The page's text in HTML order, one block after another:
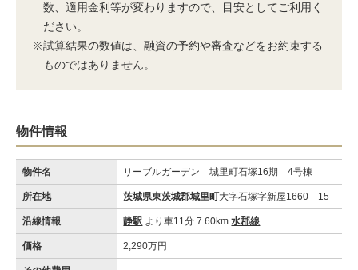
数、適用金利等が変わりますので、目安としてご利用く
ださい。
※試算結果の数値は、融資の予約や審査などをお約束する
ものではありません。
物件情報
物件名 リーブルガーデン 城里町石塚16期 4号棟
所在地 茨城県東茨城郡城里町大字石塚字新屋1660－15
沿線情報 静駅 より車11分 7.60km水郡線
価格 2,290万円